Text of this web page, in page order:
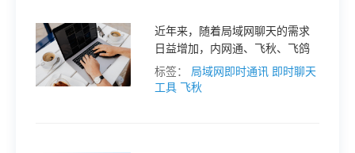
近年来，随着局域网聊天的需求
日益增加，内网通、飞秋、飞鸽
等局域网聊天软件逐渐成为大众
选择。
标签： 局域网即时通讯 即时聊天
工具
飞秋